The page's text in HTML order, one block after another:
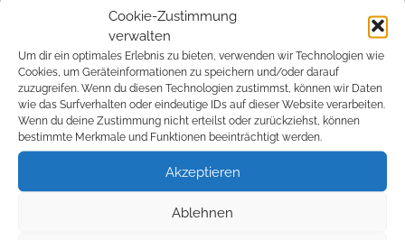
Cookie-Zustimmung
verwalten
Um dir ein optimales Erlebnis zu bieten, verwenden wir Technologien wie
Cookies, um Geräteinformationen zu speichern und/oder darauf
zuzugreifen. Wenn du diesen Technologien zustimmst, können wir Daten
wie das Surfverhalten oder eindeutige IDs auf dieser Website verarbeiten.
Wenn du deine Zustimmung nicht erteilst oder zurückziehst, können
bestimmte Merkmale und Funktionen beeinträchtigt werden.
Akzeptieren
Ablehnen
entwickeln und so Zugang zu den vielen
verschiedenen gesellschaftlichen Milieus und
Kontexten zu finden?
In seinem großen Grundlagenbuch zu den
Fresh-X fasst Michael Moynagh zu ersten Mal
zusammen, was man in England methodisch
und theologisch über die frischen Formen von